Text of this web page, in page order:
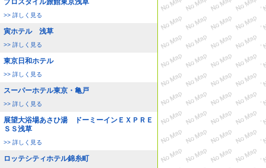
プロスタイル旅館東京浅草
>> 詳しく見る
寅ホテル 浅草
>> 詳しく見る
東京日和ホテル
>> 詳しく見る
スーパーホテル東京・亀戸
>> 詳しく見る
展望大浴場あさひ湯 ドーミーインＥＸＰＲＥ
ＳＳ浅草
>> 詳しく見る
ロッテシティホテル錦糸町